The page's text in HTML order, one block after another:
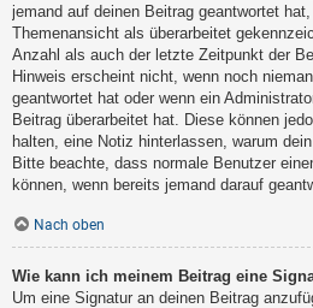
jemand auf deinen Beitrag geantwortet
Themenansicht als überarbeitet
Anzahl als auch der letzte Zeitpunkt der
Hinweis erscheint nicht, wenn noch
geantwortet hat oder wenn ein
Beitrag überarbeitet hat. Diese können
halten, eine Notiz hinterlassen, warum
Bitte beachte, dass normale Benutzer
können, wenn bereits jemand darauf
Nach oben
Wie kann ich meinem Beitrag eine
Um eine Signatur an deinen Beitrag